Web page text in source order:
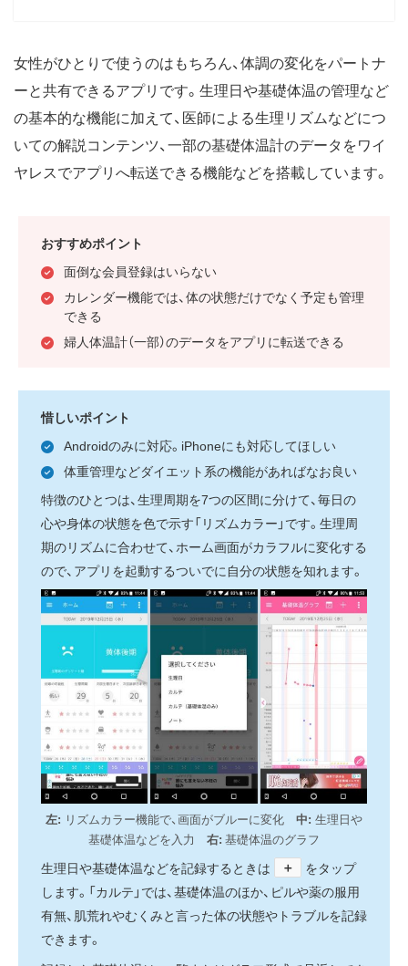
女性がひとりで使うのはもちろん、体調の変化をパートナ
ーと共有できるアプリです。生理日や基礎体温の管理など
の基本的な機能に加えて、医師による生理リズムなどにつ
いての解説コンテンツ、一部の基礎体温計のデータをワイ
ヤレスでアプリへ転送できる機能などを搭載しています。
おすすめポイント
面倒な会員登録はいらない
カレンダー機能では、体の状態だけでなく予定も管理
できる
婦人体温計（一部）のデータをアプリに転送できる
惜しいポイント
Androidのみに対応。iPhoneにも対応してほしい
体重管理などダイエット系の機能があればなお良い
特徴のひとつは、生理周期を7つの区間に分けて、毎日の
心や身体の状態を色で示す「リズムカラー」です。生理周
期のリズムに合わせて、ホーム画面がカラフルに変化する
ので、アプリを起動するついでに自分の状態を知れます。
左: リズムカラー機能で、画面がブルーに変化 中: 生理日や
基礎体温などを入力
右: 基礎体温のグラフ
生理日や基礎体温などを記録するときは ＋
をタップ
します。「カルテ」では、基礎体温のほか、ピルや薬の服用
有無、肌荒れやむくみと言った体の状態やトラブルを記録
できます。